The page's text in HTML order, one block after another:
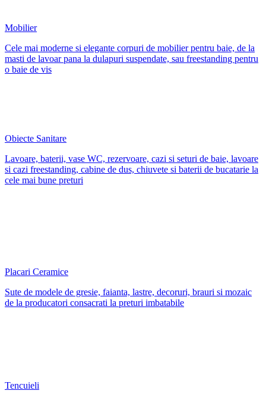
Mobilier
Cele mai moderne si elegante corpuri de mobilier pentru baie, de la
masti de lavoar pana la dulapuri suspendate, sau freestanding pentru
o baie de vis
Obiecte Sanitare
Lavoare, baterii, vase WC, rezervoare, cazi si seturi de baie, lavoare
si cazi freestanding, cabine de dus, chiuvete si baterii de bucatarie la
cele mai bune preturi
Placari Ceramice
Sute de modele de gresie, faianta, lastre, decoruri, brauri si mozaic
de la producatori consacrati la preturi imbatabile
Tencuieli